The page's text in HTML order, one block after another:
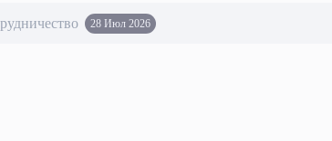
28 Июл 2026